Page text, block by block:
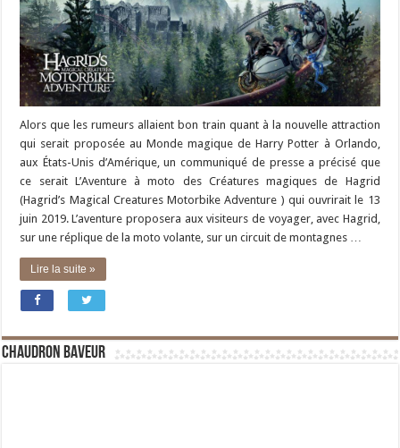
Alors que les rumeurs allaient bon train quant à la nouvelle attraction
qui serait proposée au Monde magique de Harry Potter à Orlando,
aux États-Unis d’Amérique, un communiqué de presse a précisé que
ce serait L’Aventure à moto des Créatures magiques de Hagrid
(Hagrid’s Magical Creatures Motorbike Adventure ) qui ouvrirait le 13
juin 2019. L’aventure proposera aux visiteurs de voyager, avec Hagrid,
sur une réplique de la moto volante, sur un circuit de montagnes …
Lire la suite »
Chaudron Baveur